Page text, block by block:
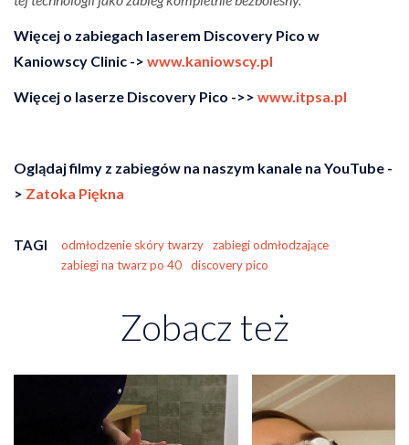
Więcej o zabiegach laserem Discovery Pico w
Kaniowscy Clinic -> www.kaniowscy.pl
Więcej o laserze Discovery Pico ->> www.itpsa.pl
Oglądaj filmy z zabiegów na naszym kanale na YouTube -
> Zatoka Piękna
TAGI odmłodzenie skóry twarzy
zabiegi odmłodzające
zabiegi na twarz po 40
discovery pico
Zobacz też